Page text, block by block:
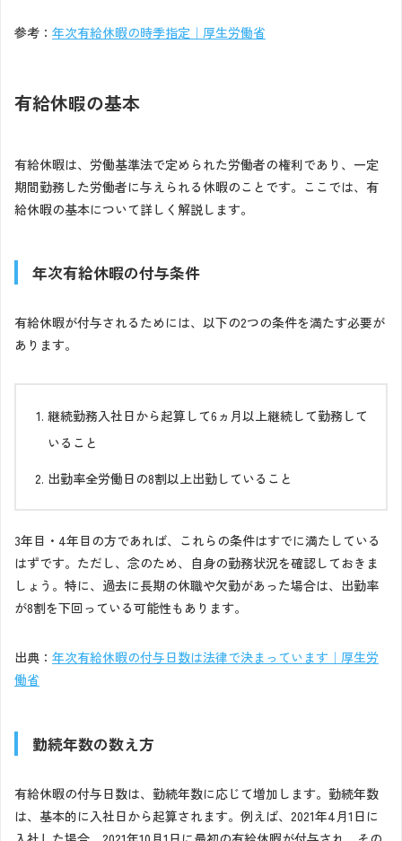
参考： 年次有給休暇の時季指定｜厚生労働省
有給休暇の基本
有給休暇は、労働基準法で定められた労働者の権利であり、一定
期間勤務した労働者に与えられる休暇のことです。ここでは、有
給休暇の基本について詳しく解説します。
年次有給休暇の付与条件
有給休暇が付与されるためには、以下の2つの条件を満たす必要が
あります。
継続勤務入社日から起算して6ヵ月以上継続して勤務して
いること
出勤率全労働日の8割以上出勤していること
3年目・4年目の方であれば、これらの条件はすでに満たしている
はずです。ただし、念のため、自身の勤務状況を確認しておきま
しょう。特に、過去に長期の休職や欠勤があった場合は、出勤率
が8割を下回っている可能性もあります。
出典： 年次有給休暇の付与日数は法律で決まっています｜厚生労
働省
勤続年数の数え方
有給休暇の付与日数は、勤続年数に応じて増加します。勤続年数
は、基本的に入社日から起算されます。例えば、2021年4月1日に